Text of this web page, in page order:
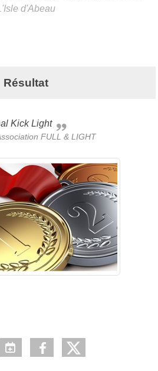
d'Abeau
Résultat
Kick Light
FULL & LIGHT